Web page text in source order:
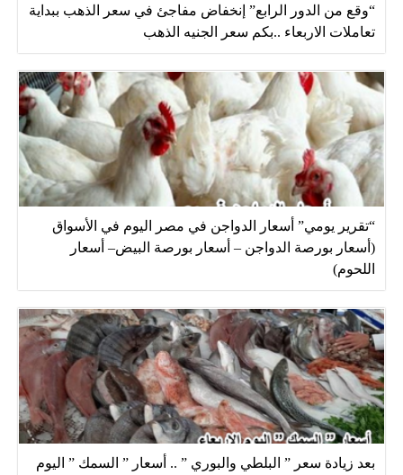
“وقع من الدور الرابع” إنخفاض مفاجئ في سعر الذهب ببداية
تعاملات الاربعاء ..بكم سعر الجنيه الذهب
“تقرير يومي” أسعار الدواجن في مصر اليوم في الأسواق
(أسعار بورصة الدواجن – أسعار بورصة البيض– أسعار
اللحوم)
بعد زيادة سعر ” البلطي والبوري ” .. أسعار ” السمك ” اليوم